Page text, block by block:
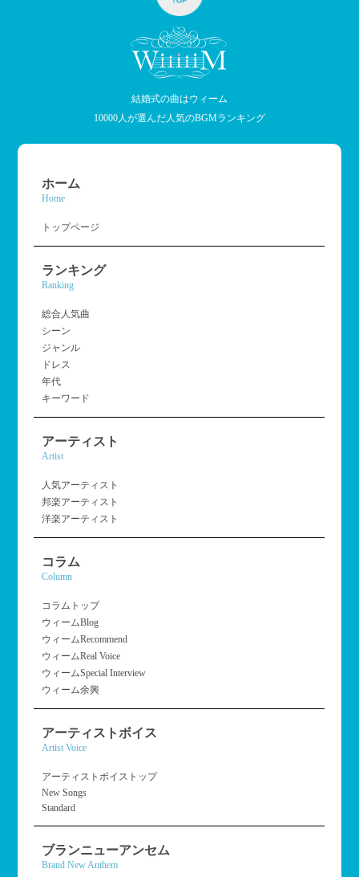
結婚式の曲はウィーム
10000人が選んだ人気のBGMランキング
ホーム
Home
トップページ
ランキング
Ranking
総合人気曲
シーン
ジャンル
ドレス
年代
キーワード
アーティスト
Artist
人気アーティスト
邦楽アーティスト
洋楽アーティスト
コラム
Column
コラムトップ
ウィームBlog
ウィームRecommend
ウィームReal Voice
ウィームSpecial Interview
ウィーム余興
アーティストボイス
Artist Voice
アーティストボイストップ
New Songs
Standard
ブランニューアンセム
Brand New Anthem